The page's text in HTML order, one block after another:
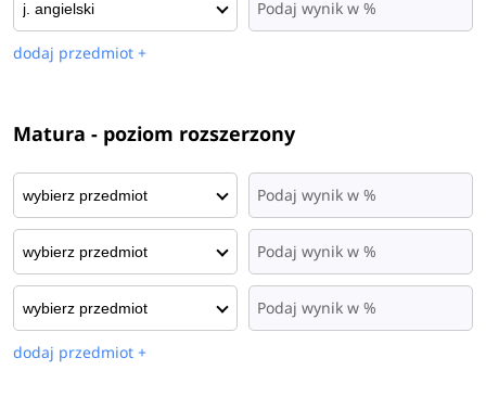
dodaj przedmiot +
Matura - poziom rozszerzony
dodaj przedmiot +